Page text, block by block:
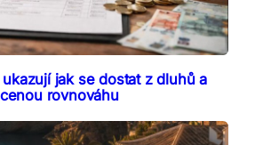
jak se dostat z dluhů a
rovnováhu